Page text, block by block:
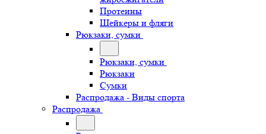
Протеины
Шейкеры и фляги
Рюкзаки, сумки
Рюкзаки, сумки
Рюкзаки
Сумки
Распродажа - Виды спорта
Распродажа